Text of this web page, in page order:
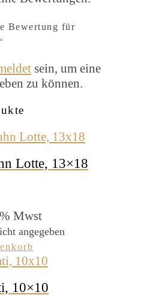
Bewertung für
sein, um eine
zu können.
Lotte, 13×18
Mwst
angegeben
10×10